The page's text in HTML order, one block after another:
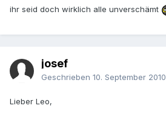
ihr seid doch wirklich alle unverschämt
josef
Geschrieben 10. September 2010
Lieber Leo,